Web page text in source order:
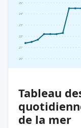
20°
21°
22°
23°
24°
25°
Tableau
de la mer